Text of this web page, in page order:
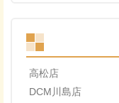
高松店
DCM川島店